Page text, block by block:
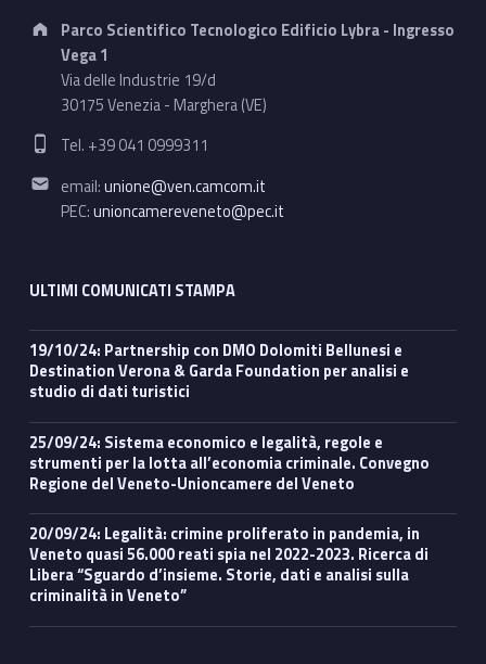
Address:
Parco Scientifico Tecnologico Edificio Lybra - Ingresso
Vega 1
Via delle Industrie 19/d
30175 Venezia - Marghera (VE)
Phone number:
Tel. +39 041 0999311
Email address:
email:unione@ven.camcom.it
PEC:unioncamereveneto@pec.it
ULTIMI COMUNICATI STAMPA
19/10/24: Partnership con DMO Dolomiti Bellunesi e
Destination Verona & Garda Foundation per analisi e
studio di dati turistici
25/09/24: Sistema economico e legalità, regole e
strumenti per la lotta all’economia criminale. Convegno
Regione del Veneto-Unioncamere del Veneto
20/09/24: Legalità: crimine proliferato in pandemia, in
Veneto quasi 56.000 reati spia nel 2022-2023. Ricerca di
Libera “Sguardo d’insieme. Storie, dati e analisi sulla
criminalità in Veneto”